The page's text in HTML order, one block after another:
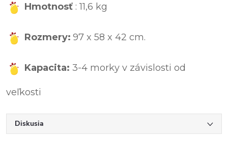
Hmotnosť : 11,6 kg
Rozmery: 97 x 58 x 42 cm.
Kapacita: 3-4 morky v závislosti od
veľkosti
Diskusia